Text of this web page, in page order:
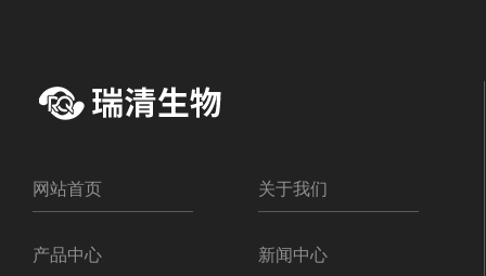
网站首页 关于我们
产品中心 新闻中心